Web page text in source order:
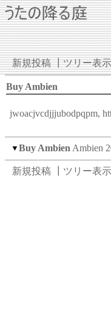
新規投稿┃ツリー表示
Buy Ambien
jwoacjvcdjjjubodpqpm,
▼ Buy Ambien Ambien
新規投稿 ツリー表示